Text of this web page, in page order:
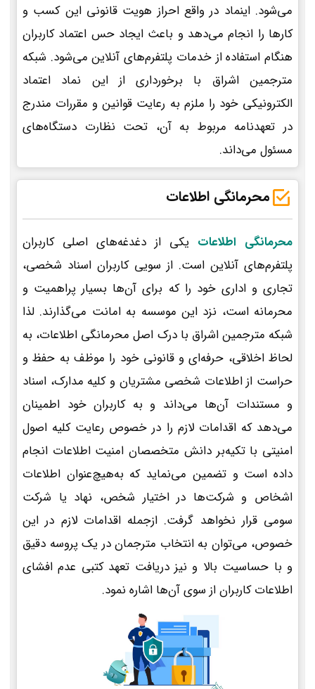
می‌شود. اینماد در واقع احراز هویت قانونی این کسب و
کارها را انجام می‌دهد و باعث ایجاد حس اعتماد کاربران
هنگام استفاده از خدمات پلتفرم‌های آنلاین می‌شود. شبکه
مترجمین اشراق با برخورداری از این نماد اعتماد
الکترونیکی خود را ملزم به رعایت قوانین و مقررات مندرج
در تعهدنامه مربوط به آن، تحت نظارت دستگاه‌های
مسئول می‌داند.
محرمانگی اطلاعات
محرمانگی اطلاعات یکی از دغدغه‌های اصلی کاربران
پلتفرم‌های آنلاین است. از سویی کاربران اسناد شخصی،
تجاری و اداری خود را که برای آن‌ها بسیار پراهمیت و
محرمانه است، نزد این موسسه به امانت می‌گذارند. لذا
شبکه مترجمین اشراق با درک اصل محرمانگی اطلاعات، به
لحاظ اخلاقی، حرفه‌ای و قانونی خود را موظف به حفظ و
حراست از اطلاعات شخصی مشتریان و کلیه مدارک، اسناد
و مستندات آن‌ها می‌داند و به کاربران خود اطمینان
می‌دهد که اقدامات لازم را در خصوص رعایت کلیه اصول
امنیتی با تکیه‌بر دانش متخصصان امنیت اطلاعات انجام
داده است و تضمین می‌نماید که به‌هیچ‌عنوان اطلاعات
اشخاص و شرکت‌ها در اختیار شخص، نهاد یا شرکت
سومی قرار نخواهد گرفت. ازجمله اقدامات لازم در این
خصوص، می‌توان به انتخاب مترجمان در یک پروسه دقیق
و با حساسیت بالا و نیز دریافت تعهد کتبی عدم افشای
اطلاعات کاربران از سوی آن‌ها اشاره نمود.